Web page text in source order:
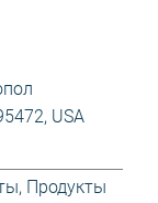
USA
, Продукты